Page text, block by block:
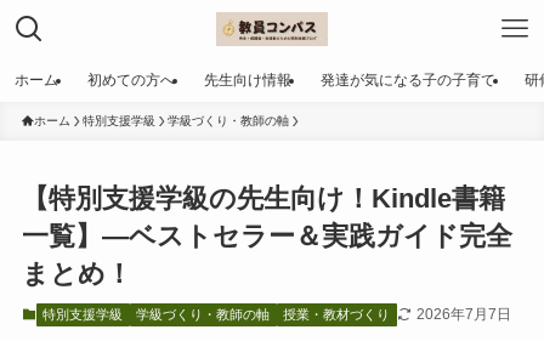
ホーム 初めての方へ 先生向け情報 発達が気になる子の子育て 研
ホーム 特別支援学級 学級づくり・教師の軸
【特別支援学級の先生向け！Kindle書籍
一覧】—ベストセラー＆実践ガイド完全
まとめ！
特別支援学級 学級づくり・教師の軸 授業・教材づくり 2026年7月7日